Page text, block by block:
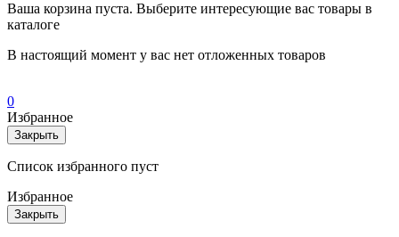
Ваша корзина пуста. Выберите интересующие вас товары в
каталоге
В настоящий момент у вас нет отложенных товаров
0
Избранное
Закрыть
Список избранного пуст
Избранное
Закрыть